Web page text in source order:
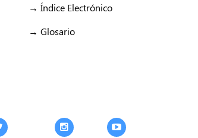
→ Índice Electrónico
→ Glosario